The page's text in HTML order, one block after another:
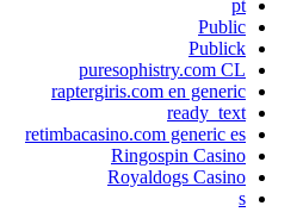
pt
Public
Publick
puresophistry.com CL
raptergiris.com en generic
ready_text
retimbacasino.com generic es
Ringospin Casino
Royaldogs Casino
s